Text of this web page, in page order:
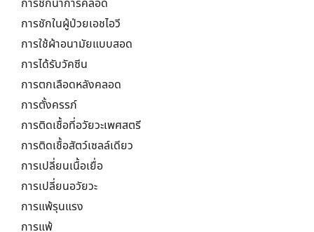
การชักนำการคลอด
การชักในผู้ป่วยเอชไอวี
การใช้ผ้าอนามัยแบบสอด
การได้รับวัคซีน
การตกเลือดหลังคลอด
การตั้งครรภ์
การติดเชื้อที่อวัยวะเพศสตรี
การติดเชื้อสัตว์เซลล์เดียว
การเปลี่ยนเนื้อเยื่อ
การเปลี่ยนอวัยวะ
การแพ้รุนแรง
การแพ้